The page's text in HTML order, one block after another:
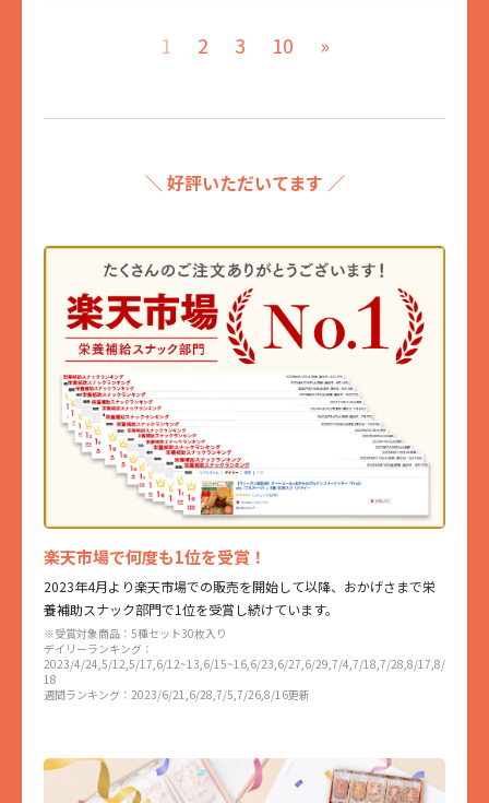
1 2 3 10 »
＼ 好評いただいてます ／
楽天市場で何度も1位を受賞！
2023年4月より楽天市場での販売を開始して以降、おかげさまで栄
養補助スナック部門で1位を受賞し続けています。
※受賞対象商品：5種セット30枚入り
デイリーランキング：
2023/4/24,5/12,5/17,6/12~13,6/15~16,6/23,6/27,6/29,7/4,7/18,7/28,8/17,8/
18
週間ランキング：2023/6/21,6/28,7/5,7/26,8/16更新